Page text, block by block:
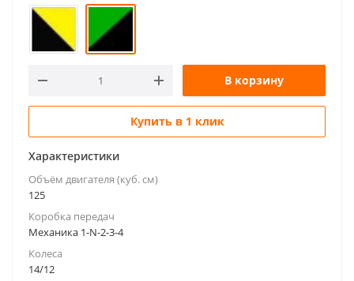
В корзину
Купить в 1 клик
Характеристики
Объём двигателя (куб. см)
125
Коробка передач
Механика 1-N-2-3-4
Колеса
14/12